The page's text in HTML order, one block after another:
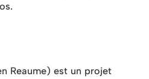
Reaume) est un projet